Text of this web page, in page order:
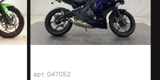
арт. 047052